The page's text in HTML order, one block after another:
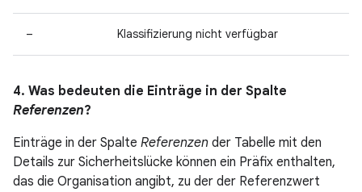
– Klassifizierung nicht verfügbar
4. Was bedeuten die Einträge in der Spalte
Referenzen?
Einträge in der Spalte Referenzen der Tabelle mit den
Details zur Sicherheitslücke können ein Präfix enthalten,
das die Organisation angibt, zu der der Referenzwert